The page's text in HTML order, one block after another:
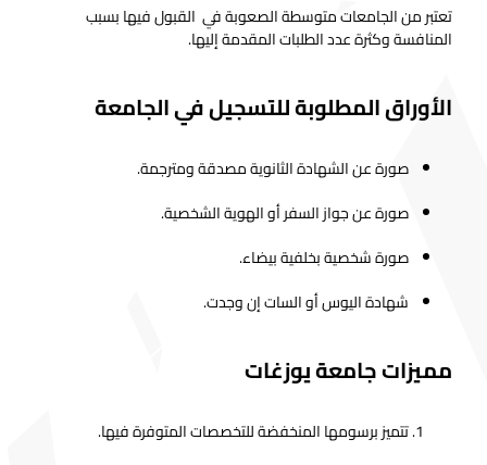
تعتبر من الجامعات متوسطة الصعوبة في القبول فيها بسبب
المنافسة وكثرة عدد الطلبات المقدمة إليها.
الأوراق المطلوبة للتسجيل في الجامعة
صورة عن الشهادة الثانوية مصدقة ومترجمة.
صورة عن جواز السفر أو الهوية الشخصية.
صورة شخصية بخلفية بيضاء.
شهادة اليوس أو السات إن وجدت.
مميزات جامعة يوزغات
تتميز برسومها المنخفضة للتخصصات المتوفرة فيها.